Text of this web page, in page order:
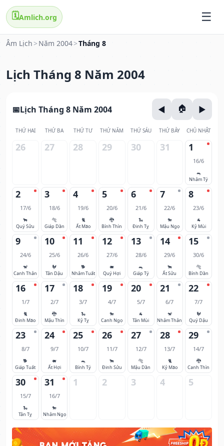
🗓️Amlich.org
Âm Lịch > Năm 2004>Tháng 8
Lịch Tháng 8 Năm 2004
Lịch Tháng 8 Năm 2004
THỨ HAI THỨ BA THỨ TƯ THỨ NĂM THỨ SÁU THỨ BẢY CHỦ NHẬT
26 27 28 29 30 31 1
16/6
🐀
Nhâm Tý
2
17/6
🐂
Quý Sửu
3
18/6
🐅
Giáp Dần
4
19/6
🐈
Ất Mão
5
20/6
🐉
Bính Thìn
6
21/6
🐍
Đinh Tỵ
7
22/6
🐎
Mậu Ngọ
8
23/6
🐐
Kỷ Mùi
9
24/6
🐒
Canh Thân
10
25/6
🐓
Tân Dậu
11
26/6
🐕
Nhâm Tuất
12
27/6
🐖
Quý Hợi
13
28/6
🐀
Giáp Tý
14
29/6
🐂
Ất Sửu
15
30/6
🐅
Bính Dần
16
1/7
🐈
Đinh Mão
17
2/7
🐉
Mậu Thìn
18
3/7
🐍
Kỷ Tỵ
19
4/7
🐎
Canh Ngọ
20
5/7
🐐
Tân Mùi
21
6/7
🐒
Nhâm Thân
22
7/7
🐓
Quý Dậu
23
8/7
🐕
Giáp Tuất
24
9/7
🐖
Ất Hợi
25
10/7
🐀
Bính Tý
26
11/7
🐂
Đinh Sửu
27
12/7
🐅
Mậu Dần
28
13/7
🐈
Kỷ Mão
29
14/7
🐉
Canh Thìn
30
15/7
🐍
Tân Tỵ
31
16/7
🐎
Nhâm Ngọ
1 2 3 4 5